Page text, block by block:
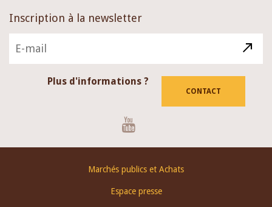
Inscription à la newsletter
Plus d'informations ?
CONTACT
Marchés publics et Achats
Espace presse